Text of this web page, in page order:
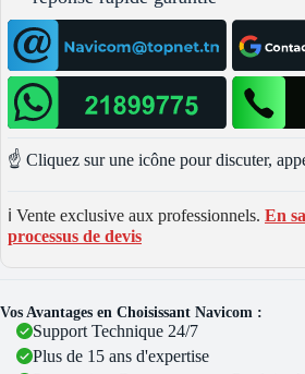
☝️ Cliquez sur une icône pour discuter,
ℹ️ Vente exclusive aux professionnels. En
processus de devis
Vos Avantages en Choisissant Navicom :
Support Technique 24/7
Plus de 15 ans d'expertise